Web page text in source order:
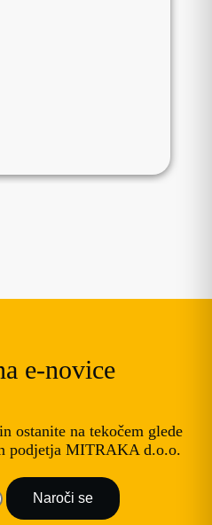
e-novice
ostanite na tekočem glede
podjetja MITRAKA d.o.o.
Naroči se